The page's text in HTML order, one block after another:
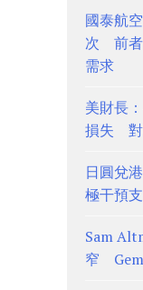
國泰航
次 前者
需求
美財長
損失 對
日圓兌
極干預
Sam
窄